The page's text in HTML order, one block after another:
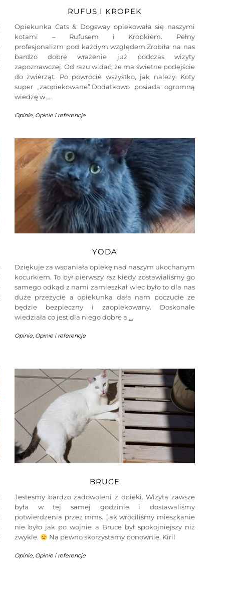
RUFUS I KROPEK
Opiekunka Cats & Dogsway opiekowała się naszymi
kotami – Rufusem i Kropkiem. Pełny
profesjonalizm pod każdym względem.Zrobiła na nas
bardzo dobre wrażenie już podczas wizyty
zapoznawczej. Od razu widać, że ma świetne podejście
do zwierząt. Po powrocie wszystko, jak należy. Koty
super „zaopiekowane”.Dodatkowo posiada ogromną
wiedzę w…
Opinie, Opinie i referencje
YODA
Dziękuje za wspaniała opiekę nad naszym ukochanym
kocurkiem. To był pierwszy raz kiedy zostawialiśmy go
samego odkąd z nami zamieszkał wiec było to dla nas
duże przeżycie a opiekunka dała nam poczucie ze
będzie bezpieczny i zaopiekowany. Doskonale
wiedziała co jest dla niego dobre a …
Opinie, Opinie i referencje
BRUCE
Jesteśmy bardzo zadowoleni z opieki. Wizyta zawsze
była w tej samej godzinie i dostawaliśmy
potwierdzenia przez mms. Jak wróciliśmy mieszkanie
nie było jak po wojnie a Bruce był spokojniejszy niż
zwykle.
Na pewno skorzystamy ponownie. Kiril
Opinie, Opinie i referencje